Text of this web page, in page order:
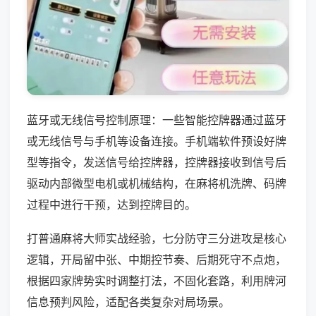
蓝牙或无线信号控制原理：一些智能控牌器通过蓝牙
或无线信号与手机等设备连接。手机端软件预设好牌
型等指令，发送信号给控牌器，控牌器接收到信号后
驱动内部微型电机或机械结构，在麻将机洗牌、码牌
过程中进行干预，达到控牌目的。
打普通麻将大师实战经验，七分防守三分进攻是核心
逻辑，开局留中张、中期控节奏、后期死守不点炮，
根据四家牌势实时调整打法，不固化套路，利用牌河
信息预判风险，适配各类复杂对局场景。